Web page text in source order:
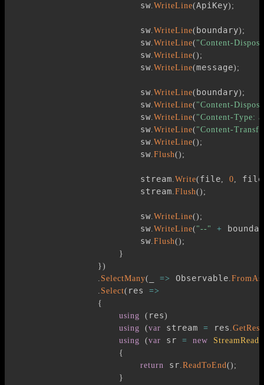
                        sw
.WriteLine(ApiKey) ;
                        sw
.WriteLine( boundary) ;
                        sw
.WriteLine( "Content-
                        sw
.WriteLine() ;
                        sw
.WriteLine(message) ;
                        sw
.WriteLine( boundary) ;
                        sw
.WriteLine( "Content-
                        sw
.WriteLine( "Content-Type:
                        sw
.WriteLine( "Content-
                        sw
.WriteLine() ;
                        sw
.Flush() ;
                        stream
.Write( file, 0, file
                        stream
.Flush() ;
                        sw
.WriteLine() ;
                        sw
.WriteLine( "--" +
                        sw
.Flush() ;
}
})
. SelectMany( => Observable.
. Select( res =>
{
using
( res)
using
(var stream = res .
using
(var sr = new
{
return sr.ReadToEnd() ;
}